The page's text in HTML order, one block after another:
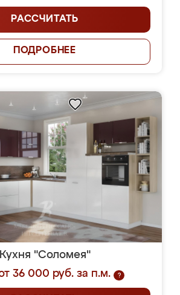
РАССЧИТАТЬ
ПОДРОБНЕЕ
Кухня "Соломея"
36 000 руб. за п.м.
?